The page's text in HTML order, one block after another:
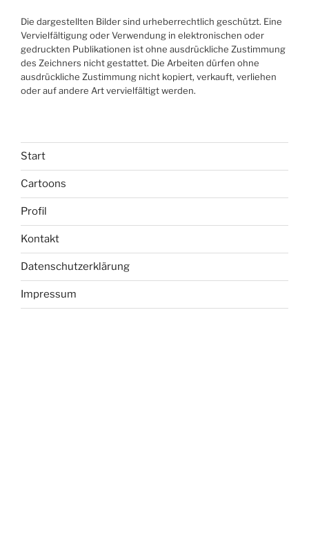
Die dargestellten Bilder sind urheberrechtlich geschützt. Eine
Vervielfältigung oder Verwendung in elektronischen oder
gedruckten Publikationen ist ohne ausdrückliche Zustimmung
des Zeichners nicht gestattet. Die Arbeiten dürfen ohne
ausdrückliche Zustimmung nicht kopiert, verkauft, verliehen
oder auf andere Art vervielfältigt werden.
Start
Cartoons
Profil
Kontakt
Datenschutzerklärung
Impressum